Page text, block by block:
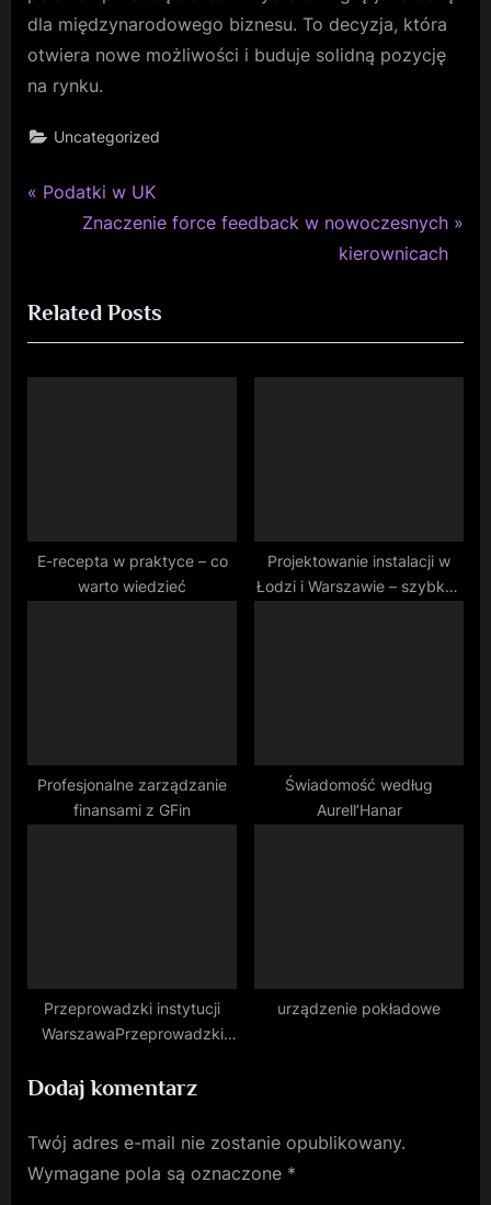
dla międzynarodowego biznesu. To decyzja, która
otwiera nowe możliwości i buduje solidną pozycję
na rynku.
Uncategorized
Nawigacja
P
i
o
u
:
Podatki w UK
N
t
P
o
Znaczenie force feedback w nowoczesnych
kierownicach
Related Posts
E-recepta w praktyce – co
warto wiedzieć
Projektowanie instalacji w
Łodzi i Warszawie – szybko i
Profesjonalne zarządzanie
finansami z GFin
Świadomość według
Aurell’Hanar
Przeprowadzki instytucji
WarszawaPrzeprowadzki
urządzenie pokładowe
Dodaj komentarz
Twój adres e-mail nie zostanie opublikowany.
Wymagane pola są oznaczone *